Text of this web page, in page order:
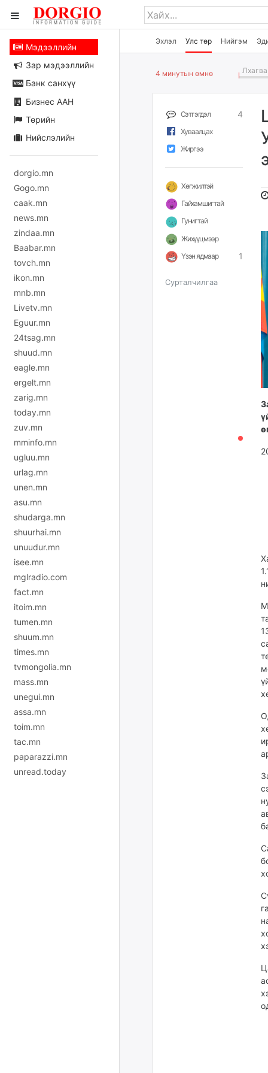
Эхлэл Улс төр Нийгэм
Мэдээллийн
Зар мэдээллийн
Банк санхүү
Бизнес ААН
Төрийн
Нийслэлийн
dorgio.mn
Gogo.mn
caak.mn
news.mn
zindaa.mn
Baabar.mn
tovch.mn
ikon.mn
mnb.mn
Livetv.mn
Eguur.mn
24tsag.mn
shuud.mn
eagle.mn
ergelt.mn
zarig.mn
today.mn
zuv.mn
mminfo.mn
ugluu.mn
urlag.mn
unen.mn
asu.mn
shudarga.mn
shuurhai.mn
unuudur.mn
isee.mn
mglradio.com
fact.mn
itoim.mn
tumen.mn
shuum.mn
times.mn
tvmongolia.mn
mass.mn
unegui.mn
assa.mn
toim.mn
tac.mn
paparazzi.mn
unread.today
4 минутын өмнө Лхагва
Сэтгэгдэл 4
Хуваалцах
Жиргээ
Хөгжилтэй
Гайхамшигтай
Гунигтай
Жихүүцмээр
Үзэн ядмаар
1
Сурталчилгаа